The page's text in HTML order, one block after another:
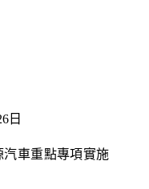
日
車重點專項實施